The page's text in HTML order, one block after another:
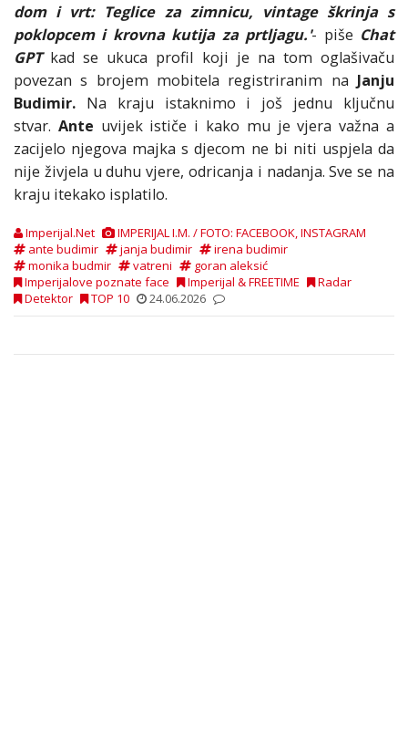
dom i vrt: Teglice za zimnicu, vintage škrinja s
poklopcem i krovna kutija za prtljagu.'- piše Chat
GPTkad se ukuca profil koji je na tom oglašivaču
povezan s brojem mobitela registriranim na Janju
Budimir. Na kraju istaknimo i još jednu ključnu
stvar. Ante uvijek ističe i kako mu je vjera važna a
zacijelo njegova majka s djecom ne bi niti uspjela da
nije živjela u duhu vjere, odricanja i nadanja. Sve se na
kraju itekako isplatilo.
Imperijal.Net
IMPERIJAL I.M. / FOTO: FACEBOOK, INSTAGRAM
ante budimir
janja budimir
irena budimir
monika budmir
vatreni
goran aleksić
Imperijalove poznate face
Imperijal & FREETIME
Radar
Detektor
TOP 10 24.06.2026